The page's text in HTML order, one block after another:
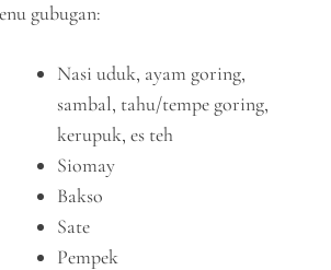
gubugan:
Nasi uduk, ayam goring,
sambal, tahu/tempe goring,
kerupuk, es teh
Siomay
Bakso
Sate
Pempek